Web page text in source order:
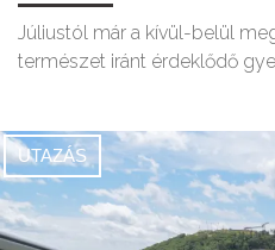
Júliustól már a kívül-belül
természet iránt érdeklődő
UTAZÁS